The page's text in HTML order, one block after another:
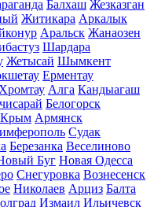
Балхаш Жезказган
Житикара Аркалык
Аральск Жанаозен
Шардара
Жетысай Шымкент
Ерментау
Хромтау Алга Кандыагаш
Белогорск
Армянск
Судак
Березанка Веселиново
Буг Новая Одесса
Снегуровка Вознесенск
Николаев Арциз Балта
Измаил Ильичевск